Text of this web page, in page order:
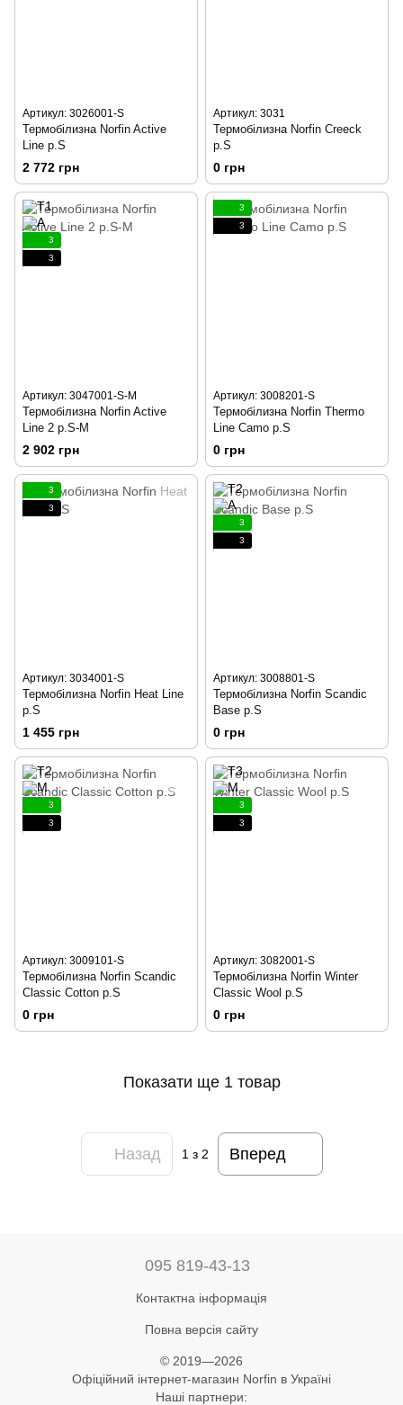
Артикул: 3026001-S
Термобілизна Norfin Active
Line р.S
2 772 грн
Артикул: 3031
Термобілизна Norfin Creeck
р.S
0 грн
3
3
Артикул: 3047001-S-M
Термобілизна Norfin Active
Line 2 р.S-M
2 902 грн
3
3
Артикул: 3008201-S
Термобілизна Norfin Thermo
Line Camo р.S
0 грн
3
3
Артикул: 3034001-S
Термобілизна Norfin Heat Line
р.S
1 455 грн
3
3
Артикул: 3008801-S
Термобілизна Norfin Scandic
Base р.S
0 грн
3
3
Артикул: 3009101-S
Термобілизна Norfin Scandic
Classic Cotton р.S
0 грн
3
3
Артикул: 3082001-S
Термобілизна Norfin Winter
Classic Wool р.S
0 грн
Показати ще 1 товар
Назад 1з 2 Вперед
095 819-43-13
Контактна інформація
Повна версія сайту
© 2019—2026
Офіційний інтернет-магазин Norfin в Україні
Наші партнери: